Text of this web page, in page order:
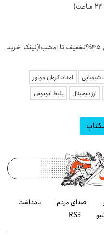
پاکسازی کامل کبد با این دمنوش گیاهی 45%تخفیف تا امشب!(لینک خرید
شیمیایی
امداد کرمان موتور
ارز دیجیتال بلیط اتوبوس
صدای مردم
یادداشت
RSS